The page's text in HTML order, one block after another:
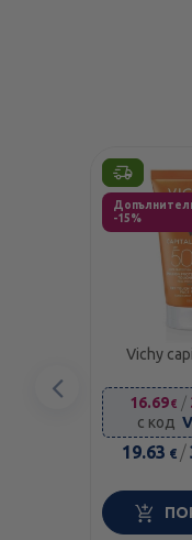
Етикети
-15%
Vichy
матиращ
лице 50
16.69€ /
с код
19.63 € /
елемент